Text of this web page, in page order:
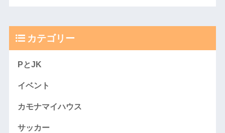
カテゴリー
PとJK
イベント
カモナマイハウス
サッカー